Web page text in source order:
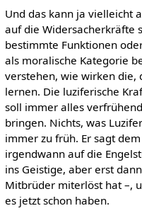
Und das kann ja vielleicht
auf die Widersacherkräfte
bestimmte Funktionen
als moralische Kategorie
verstehen, wie wirken
lernen. Die luziferische
soll immer alles
bringen. Nichts, was
immer zu früh. Er sagt
irgendwann auf die
ins Geistige, aber erst
Mitbrüder miterlöst hat –,
es jetzt schon haben.